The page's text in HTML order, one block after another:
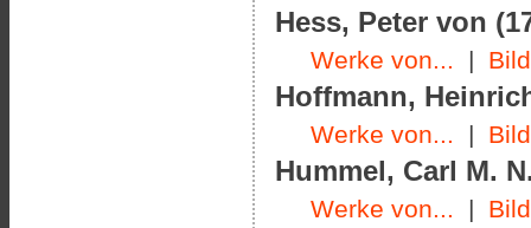
Hess, Peter von
Werke von... |
Hoffmann,
Werke von... |
Hummel, Carl M.
Werke von... |